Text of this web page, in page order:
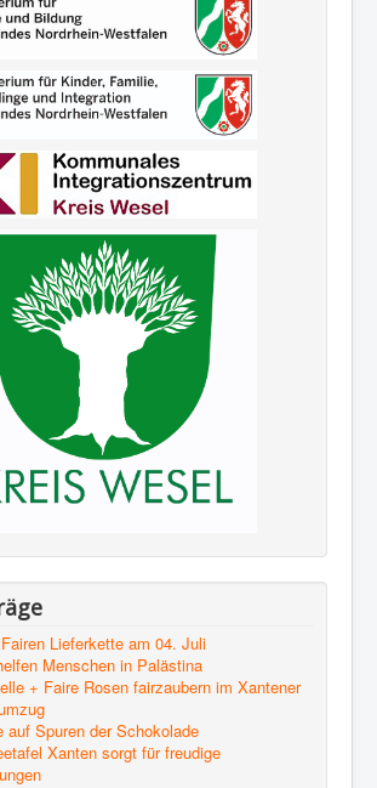
Lieferkette am 04. Juli
Menschen in Palästina
+ Faire Rosen fairzaubern im Xantener
auf Spuren der Schokolade
Xanten sorgt für freudige